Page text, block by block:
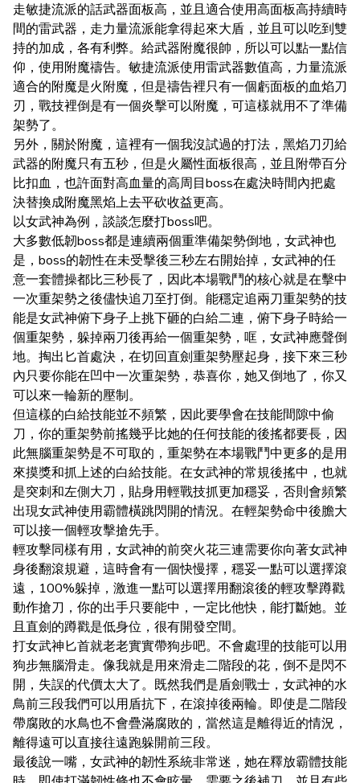
走敏捷流派的話武器面板高，並且適合使用高面板高持續時
間的雷武器，走力量流派能拿得起來大盾，並且可以吃到雙
持的加成，各有利弊。給武器附魔很帥，所以可以點一點信
仰，使用附魔禱告。敏捷流派使用雷武器數值高，力量流派
適合的附魔是火附魔，但是禱告裡只有一個虧面板的血焰刀
刃，戰技裡倒是有一個炎擊可以附魔，可這樣就用不了準備
架勢了。
另外，關於附魔，這裡有一個我沒試過的打法，黑焰刀刃給
武器的附魔只有五秒，但是火屬性面板很高，並且附帶百分
比扣血，也許面對高血量的高周目boss在處決時間內把處
決替換成附魔黑焰上去平砍收益更高。
以女武神為例，談談怎麼打boss吧。
大多數低韌boss都是連續兩個重準備架勢倒地，女武神也
是，boss的韌性在未受擊後三秒左右開始掉，女武神的任
意一套體操都比三秒長了，因此本場戰鬥的核心就是在擊中
一次重架勢之後儘快追刀至打倒。能穩定追兩刀重架勢的技
能是女武神俯下身子上挑下砸的白給二連，俯下身子時給一
個重架勢，躲掉兩刀後再給一個重架勢，哐，女武神應聲倒
地。掏出匕首處決，在切回直劍重架勢壓起身，接下來三秒
內只要你能在凹中一次重架勢，恭喜你，她又倒地了，你又
可以來一輪新的壓制。
但這樣的白給技能並不頻繁，因此要學會在技能間隙中偷
刀，你的重架勢前搖幾乎比她的任何技能的後搖都要長，因
此無腦重架勢是不可取的，重架勢在本場戰鬥中更多的是用
來摸獎和抓上述的白給技能。在女武神的常規後搖中，也就
是突刺和左側大刀，貼身用輕戰技抓更加穩妥，否則會頻繁
出現女武神使用霸體橫跳閃開的情況。在輕架勢命中後膽大
可以接一個輕攻擊搶先手。
輕攻擊同樣有用，女武神的前突火花三連需要你向著女武神
身後翻滾規避，這時會有一個快慢擇，穩妥一點可以選擇滾
遠，100%躲掉，激進一點可以選擇用翻滾後的輕攻擊蹲戳
動作搶刀，你的出手只要能中，一定比他快，能打斷她。並
且直劍的蹲戳是低身位，很有開發空間。
打女武神匕首就老老實實帶狗步吧。不會處理的技能可以用
狗步無腦滑走。像我就是用來滑走二階段的花，倒不是閃不
開，失誤的代價太大了。既然我們是盾劍戰士，女武神的水
鳥前三段我們可以用盾抗下，在滾掉後兩輪。即使是二階段
帶腐敗的水鳥也不會疊滿腐敗的，當然這是離得近的情況，
離得遠可以直接往遠跑躲開前三段。
最後說一嘴，女武神的韌性系統非常迷，她在釋放霸體技能